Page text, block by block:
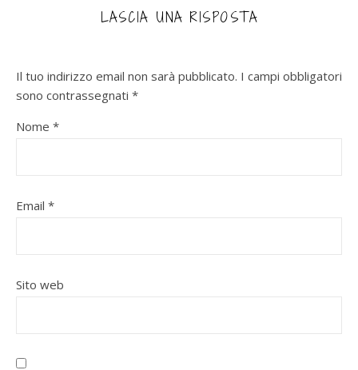
LASCIA UNA RISPOSTA
Il tuo indirizzo email non sarà pubblicato. I campi obbligatori
sono contrassegnati *
Nome *
Email *
Sito web